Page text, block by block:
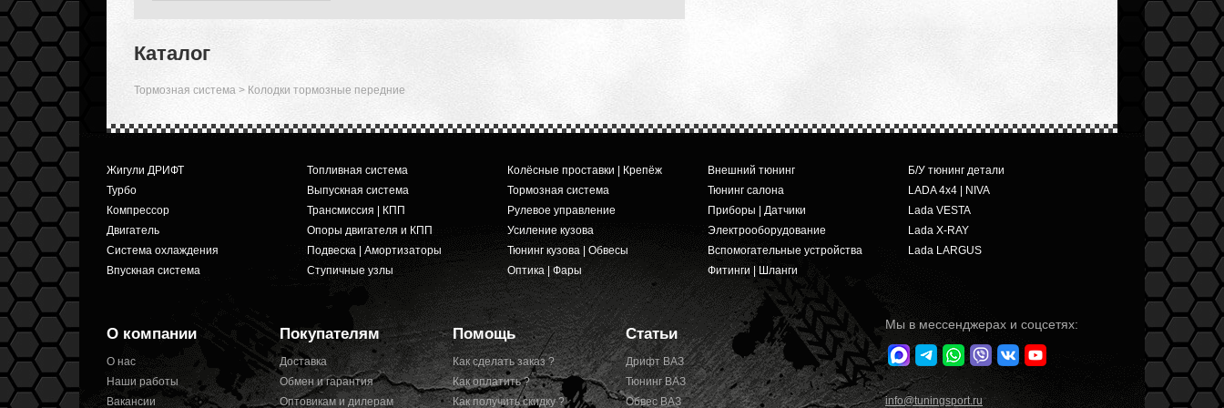
Каталог
Тормозная система > Колодки тормозные передние
Жигули ДРИФТ
Турбо
Компрессор
Двигатель
Система охлаждения
Впускная система
Топливная система
Выпускная система
Трансмиссия | КПП
Опоры двигателя и КПП
Подвеска | Амортизаторы
Ступичные узлы
Колёсные проставки | Крепёж
Тормозная система
Рулевое управление
Усиление кузова
Тюнинг кузова | Обвесы
Оптика | Фары
Внешний тюнинг
Тюнинг салона
Приборы | Датчики
Электрооборудование
Вспомогательные устройства
Фитинги | Шланги
Б/У тюнинг детали
LADA 4x4 | NIVA
Lada VESTA
Lada X-RAY
Lada LARGUS
О компании
О нас
Наши работы
Вакансии
Покупателям
Доставка
Обмен и гарантия
Оптовикам и дилерам
Помощь
Как сделать заказ ?
Как оплатить ?
Как получить скидку ?
Статьи
Дрифт ВАЗ
Тюнинг ВАЗ
Обвес ВАЗ
Мы в мессенджерах и соцсетях:
info@tuningsport.ru